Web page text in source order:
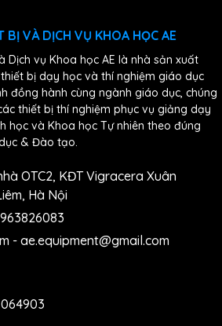
BỊ VÀ DỊCH VỤ KHOA HỌC AE
Dịch vụ Khoa học AE là nhà sản xuất
bị dạy học và thí nghiệm giáo dục
đồng hành cùng ngành giáo dục, chúng
thiết bị thí nghiệm phục vụ giảng dạy
học và Khoa học Tự nhiên theo đúng
& Đào tạo.
OTC2, KĐT Vigracera Xuân
Hà Nội
- ae.equipment@gmail.com